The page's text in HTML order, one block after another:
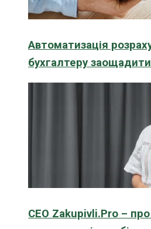
Автоматизація
бухгалтеру
CEO Zakupivli.Pro –